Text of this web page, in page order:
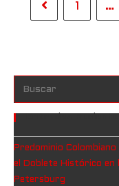
1 …
Predominio
el Doblete Histórico en
Petersburg